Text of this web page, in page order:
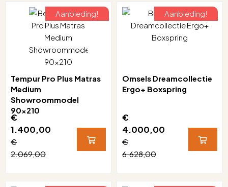
Aanbieding!
Tempur Pro Plus Matras
Medium
Showroommodel
90x210
€
1.400,00
€
2.069,00
Aanbieding!
Omsels Dreamcollectie
Ergo+ Boxspring
€
4.000,00
€
6.628,00